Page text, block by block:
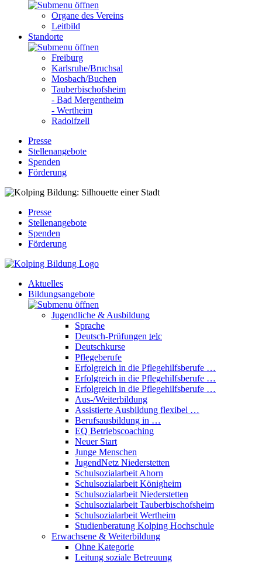
Organe des Vereins
Leitbild
Standorte
Freiburg
Karlsruhe/Bruchsal
Mosbach/Buchen
Tauberbischofsheim
- Bad Mergentheim
- Wertheim
Radolfzell
Presse
Stellenangebote
Spenden
Förderung
Presse
Stellenangebote
Spenden
Förderung
Aktuelles
Bildungsangebote
Jugendliche & Ausbildung
Sprache
Deutsch-Prüfungen telc
Deutschkurse
Pflegeberufe
Erfolgreich in die Pflegehilfsberufe …
Erfolgreich in die Pflegehilfsberufe …
Erfolgreich in die Pflegehilfsberufe …
Aus-/Weiterbildung
Assistierte Ausbildung flexibel …
Berufsausbildung in …
EQ Betriebscoaching
Neuer Start
Junge Menschen
JugendNetz Niederstetten
Schulsozialarbeit Ahorn
Schulsozialarbeit Königheim
Schulsozialarbeit Niederstetten
Schulsozialarbeit Tauberbischofsheim
Schulsozialarbeit Wertheim
Studienberatung Kolping Hochschule
Erwachsene & Weiterbildung
Ohne Kategorie
Leitung soziale Betreuung